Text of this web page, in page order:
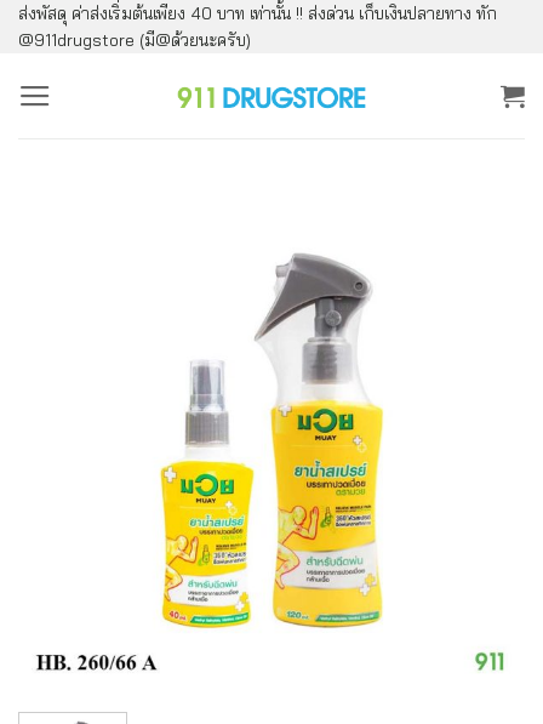
ข้าม
ไป
ยัง
ส่งพัสดุ ค่าส่งเริ่มต้นเพียง 40 บาท เท่านั้น !! ส่งด่วน เก็บเงินปลายทาง ทัก
@911drugstore (มี@ด้วยนะครับ)